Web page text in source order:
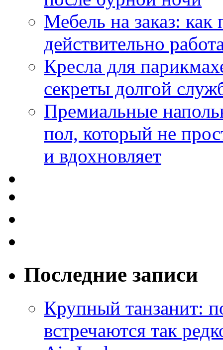
Мебель на заказ:
действительно
Кресла для
секреты долгой
Премиальные
пол, который не
и вдохновляет
Последние записи
Крупный танзанит:
встречаются так